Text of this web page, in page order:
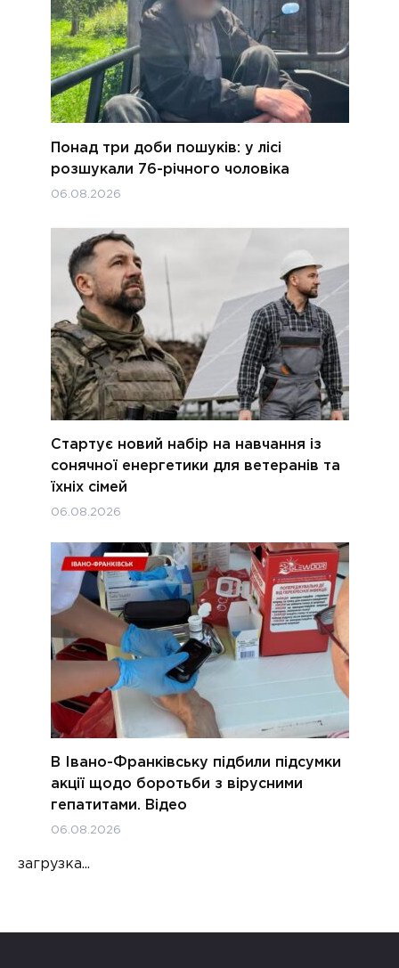
Понад три доби пошуків: у лісі
розшукали 76-річного чоловіка
06.08.2026
Стартує новий набір на навчання із
сонячної енергетики для ветеранів та
їхніх сімей
06.08.2026
В Івано-Франківську підбили підсумки
акції щодо боротьби з вірусними
гепатитами. Відео
06.08.2026
загрузка...